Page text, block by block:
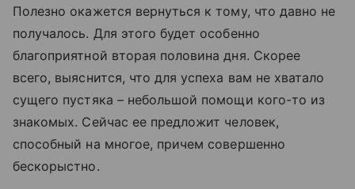
Полезно окажется вернуться к тому, что давно не
получалось. Для этого будет особенно
благоприятной вторая половина дня. Скорее
всего, выяснится, что для успеха вам не хватало
сущего пустяка – небольшой помощи кого-то из
знакомых. Сейчас ее предложит человек,
способный на многое, причем совершенно
бескорыстно.